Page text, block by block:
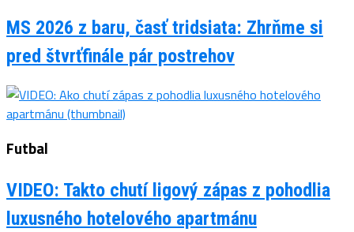
MS 2026 z baru, časť tridsiata: Zhrňme si
pred štvrťfinále pár postrehov
Futbal
VIDEO: Takto chutí ligový zápas z pohodlia
luxusného hotelového apartmánu